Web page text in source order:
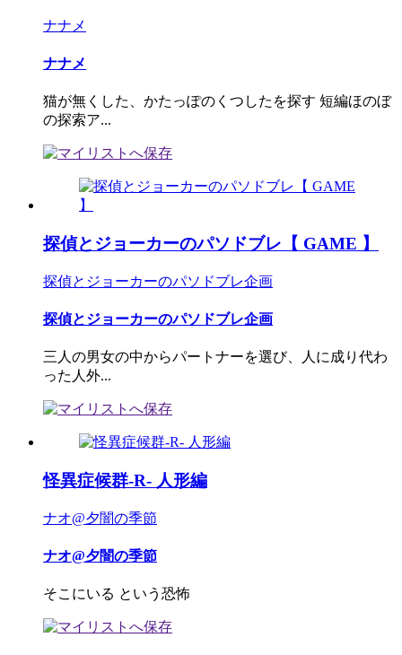
ナナメ
ナナメ
猫が無くした、かたっぽのくつしたを探す 短編ほのぼ
の探索ア...
探偵とジョーカーのパソドブレ【 GAME 】
探偵とジョーカーのパソドブレ企画
探偵とジョーカーのパソドブレ企画
三人の男女の中からパートナーを選び、人に成り代わ
った人外...
怪異症候群-R- 人形編
ナオ@夕闇の季節
ナオ@夕闇の季節
そこにいる という恐怖